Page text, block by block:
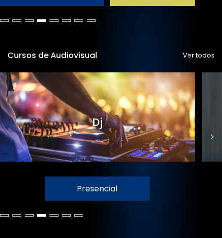
Cursos de Audiovisual Ver todos
Dj
Presencial